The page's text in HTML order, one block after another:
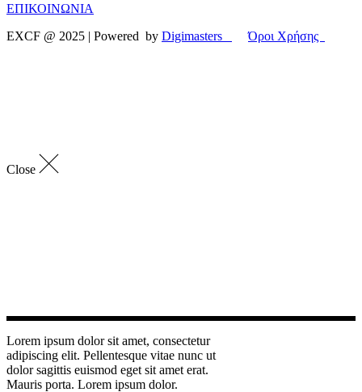
ΕΠΙΚΟΙΝΩΝΙΑ
EXCF @ 2025 | Powered by Digimasters Όροι Χρήσης
Close
Lorem ipsum dolor sit amet, consectetur
adipiscing elit. Pellentesque vitae nunc ut
dolor sagittis euismod eget sit amet erat.
Mauris porta. Lorem ipsum dolor.